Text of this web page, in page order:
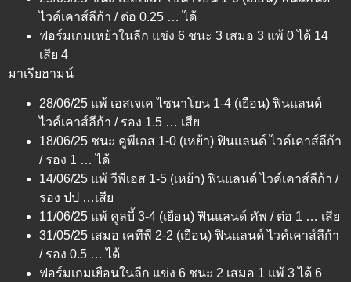
ไวค์เคาส์ลีก้า / ต่อ 0.25 … ได้
ฟอร์มเกมเหย้าในลีก แข่ง 6 ชนะ 3 เสมอ 3 แพ้ 0 ได้ 14
เสีย 4
มาเรียฮามน์
28/06/25 แพ้ เอสเจเค ไซนาโยน 1-4 (เยือน) ฟินแลนด์
ไวค์เคาส์ลีก้า / รอง 1.5 … เสีย
18/06/25 ชนะ คูพีเอส 1-0 (เหย้า) ฟินแลนด์ ไวค์เคาส์ลีก้า
/ รอง 1 … ได้
14/06/25 แพ้ วีพีเอส 1-5 (เหย้า) ฟินแลนด์ ไวค์เคาส์ลีก้า /
รอง ปป …เสีย
11/06/25 แพ้ คูลบี้ 3-4 (เยือน) ฟินแลนด์ คัพ / ต่อ 1 … เสีย
31/05/25 เสมอ เคทีพี 2-2 (เยือน) ฟินแลนด์ ไวค์เคาส์ลีก้า
/ รอง 0.5 … ได้
ฟอร์มเกมเยือนในลีก แข่ง 6 ชนะ 2 เสมอ 1 แพ้ 3 ได้ 6